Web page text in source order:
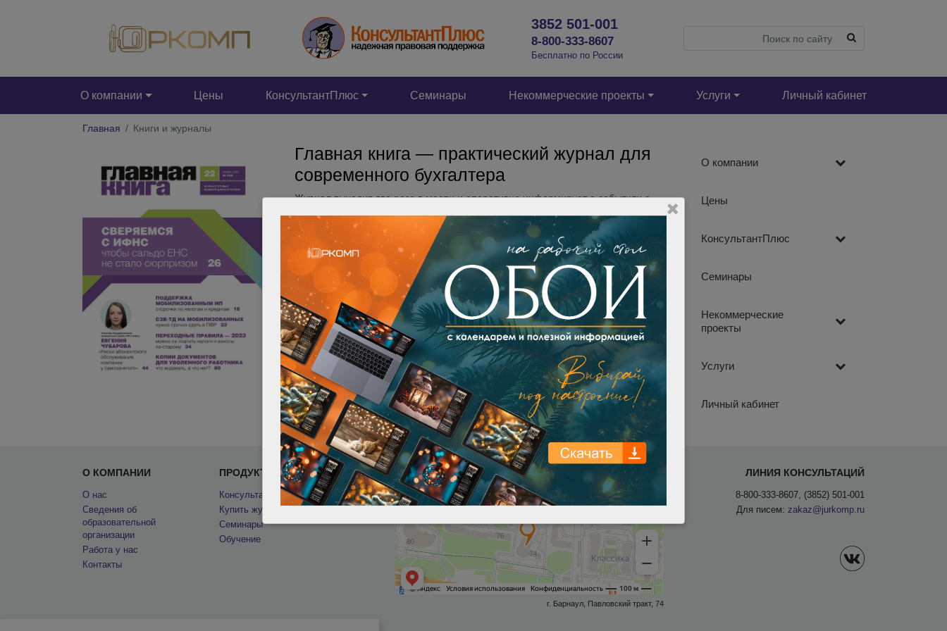
3852 501-001
8-800-333-8607
Бесплатно по России
О компании Цены КонсультантПлюс Семинары Некоммерческие проекты Услуги Личный кабинет
Главная Книги и журналы
Главная книга — практический журнал для
современного бухгалтера
Журнал выходит два раза в месяц и оперативно информирует о событиях с
простым, понятным и живым языком. Читать журнал не только полезно, но и
интересно!
ОФОРМИТЬ ПОДПИСКУ
О компании
Цены
КонсультантПлюс
Семинары
Некоммерческие
проекты
Услуги
Личный кабинет
О КОМПАНИИ
О нас
Сведения об
образовательной
организации
Работа у нас
Контакты
ПРОДУКТЫ
КонсультантПлюс
Купить журнал «Главная книга»
Семинары
Обучение
МЫ РЯДОМ
г. Барнаул, Павловский тракт, 74
ЛИНИЯ КОНСУЛЬТАЦИЙ
8-800-333-8607, (3852) 501-001
Для писем: zakaz@jurkomp.ru